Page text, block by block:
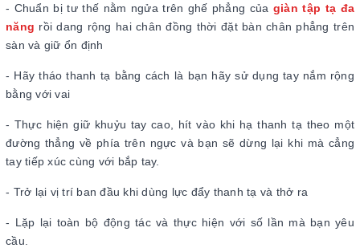
- Chuẩn bị tư thế nằm ngửa trên ghế phẳng của giàn tập tạ đa
năng rồi dang rộng hai chân đồng thời đặt bàn chân phẳng trên
sàn và giữ ổn định
- Hãy tháo thanh tạ bằng cách là bạn hãy sử dụng tay nắm rộng
bằng với vai
- Thực hiện giữ khuỷu tay cao, hít vào khi hạ thanh tạ theo một
đường thẳng về phía trên ngực và bạn sẽ dừng lại khi mà cẳng
tay tiếp xúc cùng với bắp tay.
- Trở lại vị trí ban đầu khi dùng lực đẩy thanh tạ và thở ra
- Lặp lại toàn bộ động tác và thực hiện với số lần mà bạn yêu
cầu.